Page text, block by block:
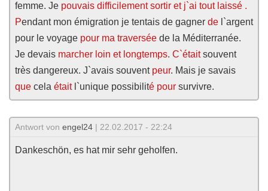
femme. Je pouvais difficilement sortir et j`ai tout laissé .
Pendant mon émigration je tentais de gagner de l`argent
pour le voyage pour ma traversée de la Méditerranée.
Je devais marcher loin et longtemps. C`étaitsouvent
très dangereux. J`avais souvent peur. Mais je savais
que cela était l`unique possibilité pour survivre.
Antwort von engel24 | 22.02.2017 - 22:24
Dankeschön, es hat mir sehr geholfen.